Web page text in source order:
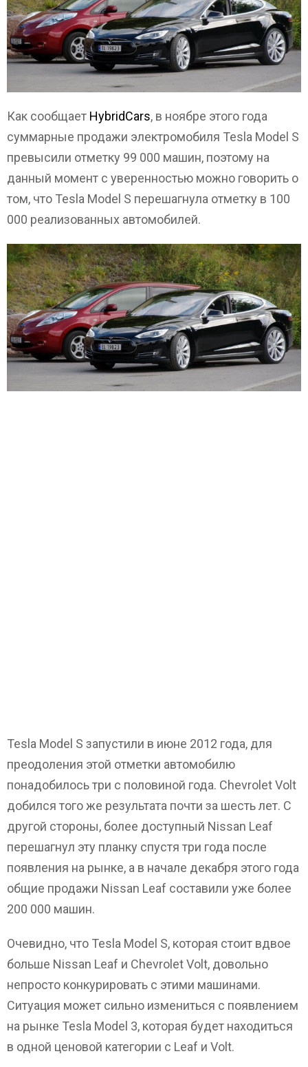
Как сообщает HybridCars, в ноябре этого года
суммарные продажи электромобиля Tesla Model S
превысили отметку 99 000 машин, поэтому на
данный момент с уверенностью можно говорить о
том, что Tesla Model S перешагнула отметку в 100
000 реализованных автомобилей.
Tesla Model S запустили в июне 2012 года, для
преодоления этой отметки автомобилю
понадобилось три с половиной года. Chevrolet Volt
добился того же результата почти за шесть лет. С
другой стороны, более доступный Nissan Leaf
перешагнул эту планку спустя три года после
появления на рынке, а в начале декабря этого года
общие продажи Nissan Leaf составили уже более
200 000 машин.
Очевидно, что Tesla Model S, которая стоит вдвое
больше Nissan Leaf и Chevrolet Volt, довольно
непросто конкурировать с этими машинами.
Ситуация может сильно измениться с появлением
на рынке Tesla Model 3, которая будет находиться
в одной ценовой категории с Leaf и Volt.